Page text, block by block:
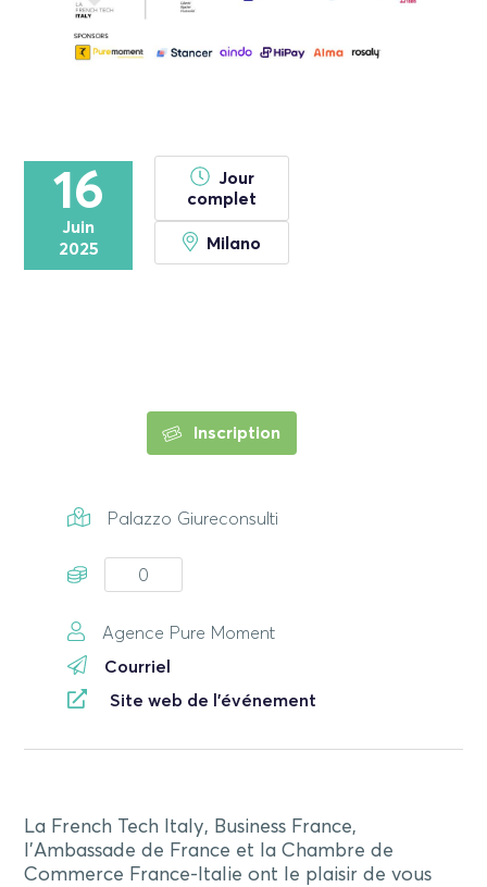
16
Juin
2025
Jour
complet
Milano
Inscription
Palazzo Giureconsulti
0
Agence Pure Moment
Courriel
Site web de l'événement
La French Tech Italy, Business France,
l’Ambassade de France et la Chambre de
Commerce France-Italie ont le plaisir de vous